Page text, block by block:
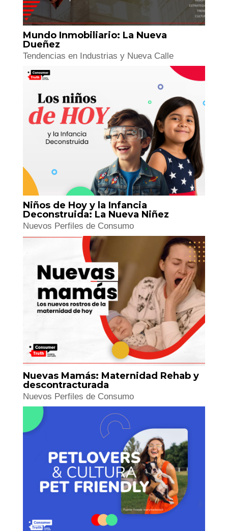
Mundo Inmobiliario: La Nueva
Dueñez
Tendencias en Industrias y Nueva Calle
Niños de Hoy y la Infancia
Deconstruida: La Nueva Niñez
Nuevos Perfiles de Consumo
Nuevas Mamás: Maternidad Rehab y
descontracturada
Nuevos Perfiles de Consumo